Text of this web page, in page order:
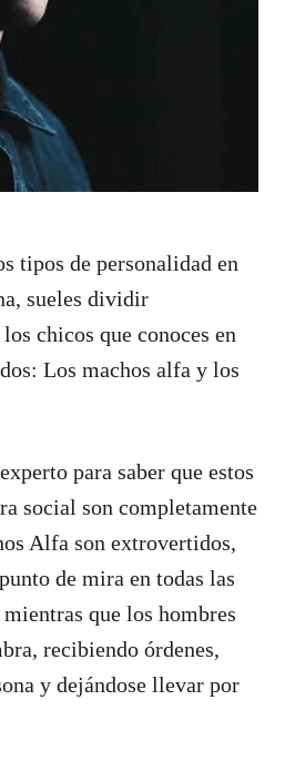
tipos de personalidad en
sueles dividir
chicos que conoces en
Los machos alfa y los
para saber que estos
social son completamente
Alfa son extrovertidos,
de mira en todas las
que los hombres
recibiendo órdenes,
y dejándose llevar por